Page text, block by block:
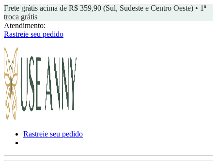
Frete grátis acima de R$ 359,90 (Sul, Sudeste e Centro Oeste) • 1ª
troca grátis
Atendimento:
Rastreie seu pedido
Rastreie seu pedido